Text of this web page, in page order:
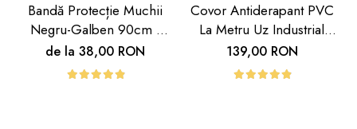
Bandă Protecție Muchii
Negru-Galben 90cm |
Carboysafety
de la 38,00 RON
Covor Antiderapant PVC
La Metru Uz Industrial
Hoteluri | Carboysafety
139,00 RON